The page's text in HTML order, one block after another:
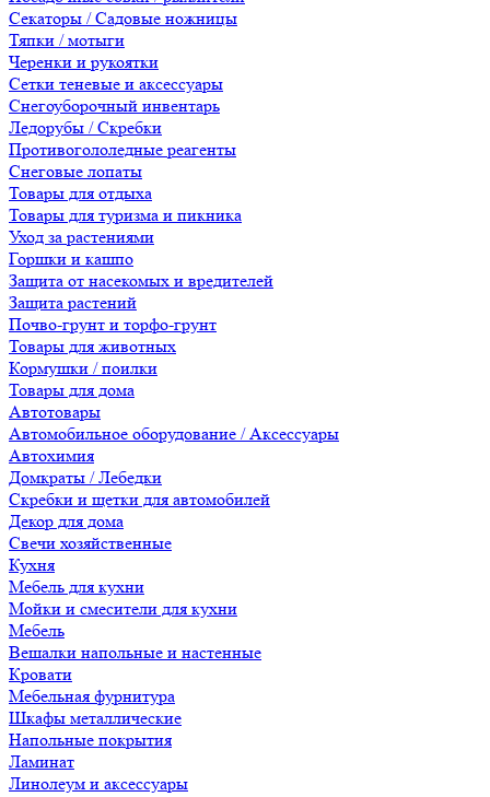
Секаторы / Садовые ножницы
Тяпки / мотыги
Черенки и рукоятки
Сетки теневые и аксессуары
Снегоуборочный инвентарь
Ледорубы / Скребки
Противогололедные реагенты
Снеговые лопаты
Товары для отдыха
Товары для туризма и пикника
Уход за растениями
Горшки и кашпо
Защита от насекомых и вредителей
Защита растений
Почво-грунт и торфо-грунт
Товары для животных
Кормушки / поилки
Товары для дома
Автотовары
Автомобильное оборудование / Аксессуары
Автохимия
Домкраты / Лебедки
Скребки и щетки для автомобилей
Декор для дома
Свечи хозяйственные
Кухня
Мебель для кухни
Мойки и смесители для кухни
Мебель
Вешалки напольные и настенные
Кровати
Мебельная фурнитура
Шкафы металлические
Напольные покрытия
Ламинат
Линолеум и аксессуары